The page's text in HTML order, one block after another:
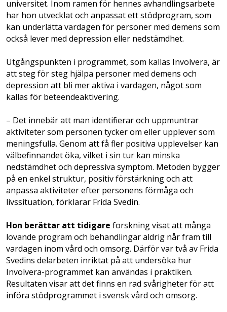
universitet. Inom ramen för hennes avhandlingsarbete
har hon utvecklat och anpassat ett stödprogram, som
kan underlätta vardagen för personer med demens som
också lever med depression eller nedstämdhet.
Utgångspunkten i programmet, som kallas Involvera, är
att steg för steg hjälpa personer med demens och
depression att bli mer aktiva i vardagen, något som
kallas för beteendeaktivering.
– Det innebär att man identifierar och uppmuntrar
aktiviteter som personen tycker om eller upplever som
meningsfulla. Genom att få fler positiva upplevelser kan
välbefinnandet öka, vilket i sin tur kan minska
nedstämdhet och depressiva symptom. Metoden bygger
på en enkel struktur, positiv förstärkning och att
anpassa aktiviteter efter personens förmåga och
livssituation, förklarar Frida Svedin.
Hon berättar att tidigare forskning visat att många
lovande program och behandlingar aldrig når fram till
vardagen inom vård och omsorg. Därför var två av Frida
Svedins delarbeten inriktat på att undersöka hur
Involvera-programmet kan användas i praktiken.
Resultaten visar att det finns en rad svårigheter för att
införa stödprogrammet i svensk vård och omsorg.